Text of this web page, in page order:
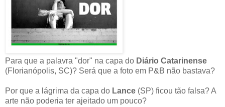
Para que a palavra "dor" na capa do Diário Catarinense
(Florianópolis, SC)? Será que a foto em P&B não bastava?
Por que a lágrima da capa do Lance (SP) ficou tão falsa? A
arte não poderia ter ajeitado um pouco?